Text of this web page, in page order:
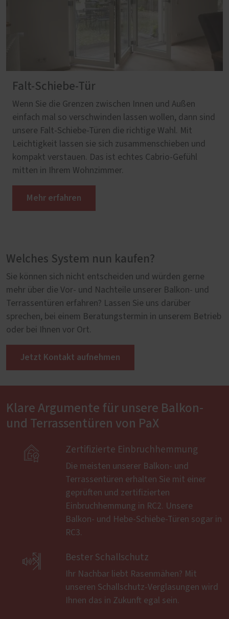
Falt-Schiebe-Tür
Wenn Sie die Grenzen zwischen Innen und Außen
einfach mal so verschwinden lassen wollen, dann sind
unsere Falt-Schiebe-Türen die richtige Wahl. Mit
Leichtigkeit lassen sie sich zusammenschieben und
kompakt verstauen. Das ist echtes Cabrio-Gefühl
mitten in Ihrem Wohnzimmer.
Mehr erfahren
Welches System nun kaufen?
Sie können sich nicht entscheiden und würden gerne
mehr über die Vor- und Nachteile unserer Balkon- und
Terrassentüren erfahren? Lassen Sie uns darüber
sprechen, bei einem Beratungstermin in unserem Betrieb
oder bei Ihnen vor Ort.
Jetzt Kontakt aufnehmen
Klare Argumente für unsere Balkon-
und Terrassentüren von PaX
 Zertifizierte Einbruchhemmung
Die meisten unserer Balkon- und
Terrassentüren erhalten Sie mit einer
geprüften und zertifizierten
Einbruchhemmung in RC2. Unsere
Balkon- und Hebe-Schiebe-Türen sogar in
RC3.
 Bester Schallschutz
Ihr Nachbar liebt Rasenmähen? Mit
unseren Schallschutz-Verglasungen wird
Ihnen das in Zukunft egal sein.